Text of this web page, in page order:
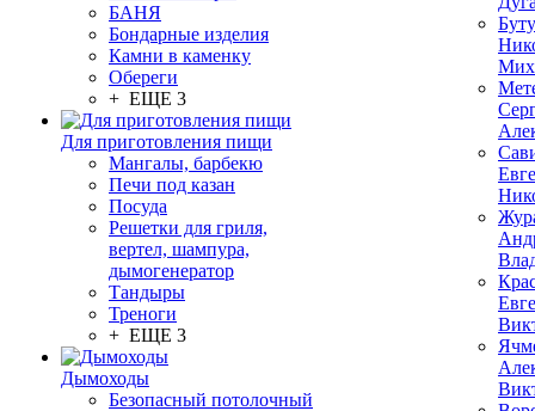
БАНЯ
Бондарные изделия
Камни в каменку
Обереги
+ ЕЩЕ 3
Для приготовления пищи
Мангалы, барбекю
Печи под казан
Посуда
Решетки для гриля,
вертел, шампура,
дымогенератор
Тандыры
Треноги
+ ЕЩЕ 3
Дымоходы
Безопасный потолочный